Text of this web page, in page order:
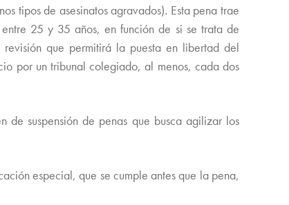
tipos de asesinatos agravados). Esta pena trae
25 y 35 años, en función de si se trata de
que permitirá la puesta en libertad del
por un tribunal colegiado, al menos, cada dos
suspensión de penas que busca agilizar los
especial, que se cumple antes que la pena,